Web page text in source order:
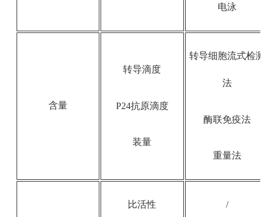
电泳
含量
转导滴度
P24抗原滴度
装量
转导细胞流式检测
法
酶联免疫法
重量法
比活性 /